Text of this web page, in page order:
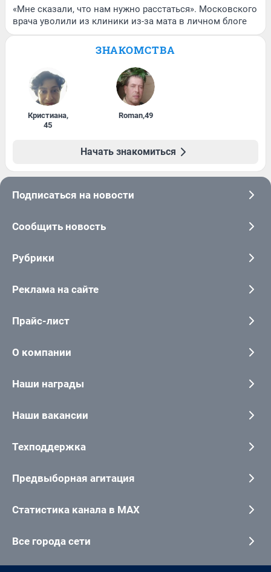
«Мне сказали, что нам нужно расстаться». Московского
врача уволили из клиники из-за мата в личном блоге
ЗНАКОМСТВА
Кристиана,
45
Roman,49
Начать знакомиться
Подписаться на новости
Сообщить новость
Рубрики
Реклама на сайте
Прайс-лист
О компании
Наши награды
Наши вакансии
Техподдержка
Предвыборная агитация
Статистика канала в MAX
Все города сети